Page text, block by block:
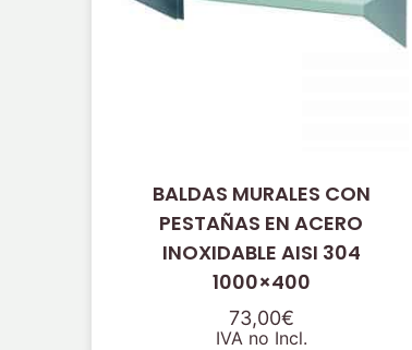
BALDAS MURALES CON
PESTAÑAS EN ACERO
INOXIDABLE AISI 304
1000×400
73,00€
IVA no Incl.